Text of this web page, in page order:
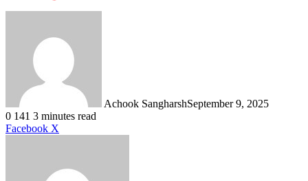
Achook SangharshSeptember 9, 2025
0 141 3 minutes read
Facebook X